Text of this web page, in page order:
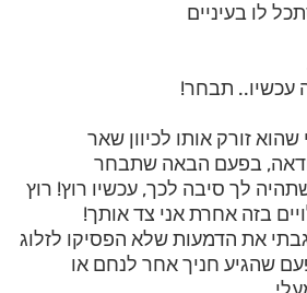
לו בעיניים
עכשיו.. תבחר!
שהוא זורק אותו לכיוון שאר
בפעם הבאה שתבחר
לך סיבה לכך, עכשיו רוץ! רוץ
בזה אחרת אני צד אותך!
את הדמעות שלא הפסיקו לזלוג
שהגיע חניך אחר לנחם או